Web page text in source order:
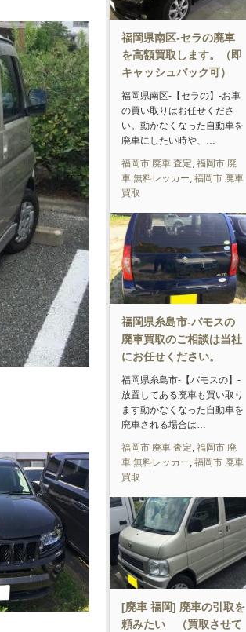
福岡県南区-セラの廃車
を高額買取します。（即
キャッシュバック可）
福岡県南区-【セラの】-お車
の買い取りはお任せくださ
い。動かなくなった自動車を
廃車にしたい時や、…
福岡市 廃車 査定, 福岡市 廃
車 無料レッカー, 福岡市 廃車
買取
福岡県糸島市-バモスの
廃車買取のご相談は当社
にお任せください。
福岡県糸島市-【バモスの】-
放置してある廃車も買い取り
ます動かなくなった自動車を
廃車される場合は…
福岡市 廃車 査定, 福岡市 廃
車 無料レッカー, 福岡市 廃車
買取
[廃車 福岡] 廃車の引取を
頼みたい （買取させて